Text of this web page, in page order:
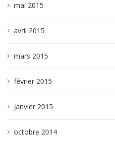
mai 2015
avril 2015
mars 2015
février 2015
janvier 2015
octobre 2014